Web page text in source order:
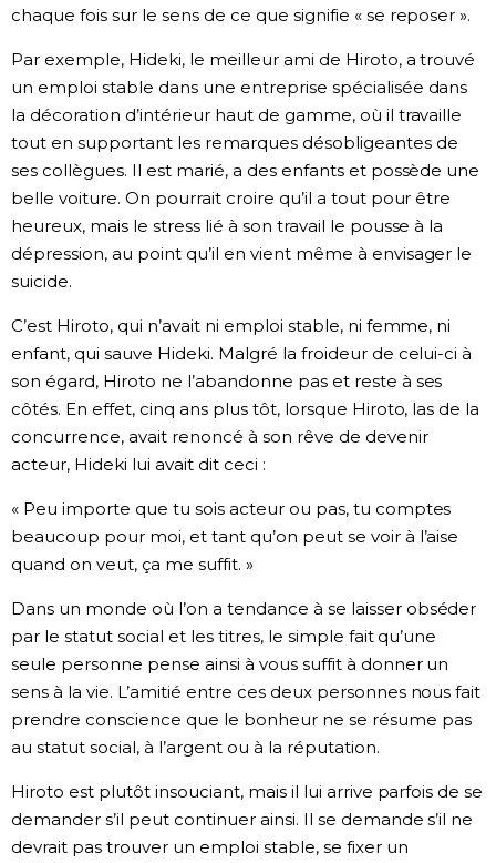
chaque fois sur le sens de ce que signifie « se reposer ».
Par exemple, Hideki, le meilleur ami de Hiroto, a trouvé
un emploi stable dans une entreprise spécialisée dans
la décoration d’intérieur haut de gamme, où il travaille
tout en supportant les remarques désobligeantes de
ses collègues. Il est marié, a des enfants et possède une
belle voiture. On pourrait croire qu’il a tout pour être
heureux, mais le stress lié à son travail le pousse à la
dépression, au point qu’il en vient même à envisager le
suicide.
C’est Hiroto, qui n’avait ni emploi stable, ni femme, ni
enfant, qui sauve Hideki. Malgré la froideur de celui-ci à
son égard, Hiroto ne l’abandonne pas et reste à ses
côtés. En effet, cinq ans plus tôt, lorsque Hiroto, las de la
concurrence, avait renoncé à son rêve de devenir
acteur, Hideki lui avait dit ceci :
« Peu importe que tu sois acteur ou pas, tu comptes
beaucoup pour moi, et tant qu’on peut se voir à l’aise
quand on veut, ça me suffit. »
Dans un monde où l’on a tendance à se laisser obséder
par le statut social et les titres, le simple fait qu’une
seule personne pense ainsi à vous suffit à donner un
sens à la vie. L’amitié entre ces deux personnes nous fait
prendre conscience que le bonheur ne se résume pas
au statut social, à l’argent ou à la réputation.
Hiroto est plutôt insouciant, mais il lui arrive parfois de se
demander s’il peut continuer ainsi. Il se demande s’il ne
devrait pas trouver un emploi stable, se fixer un